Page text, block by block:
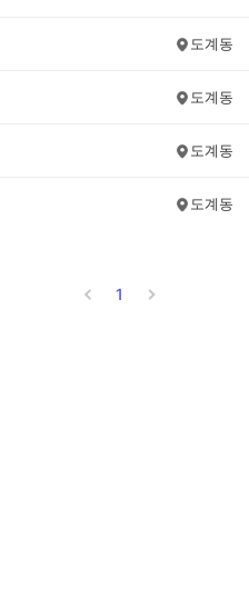
도계동
도계동
도계동
도계동
1